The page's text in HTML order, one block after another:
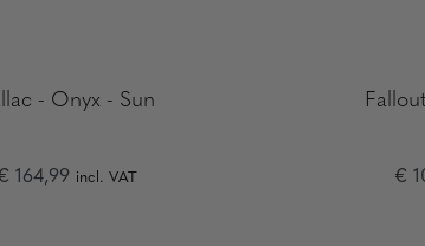
- Onyx - Sun
164,99 incl. VAT €